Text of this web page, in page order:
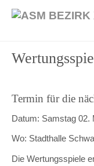
Termin für die
Datum: Samstag 02.
Wo: Stadthalle
Die Wertungsspiele